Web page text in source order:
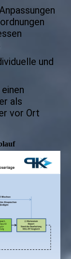
und
als
vor Ort